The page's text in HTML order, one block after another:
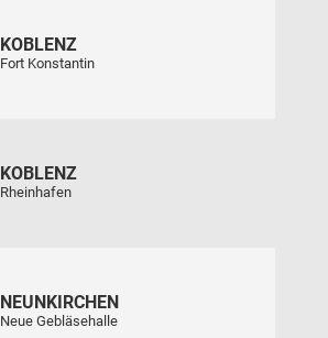
KOBLENZ
Fort Konstantin
KOBLENZ
Rheinhafen
NEUNKIRCHEN
Neue Gebläsehalle